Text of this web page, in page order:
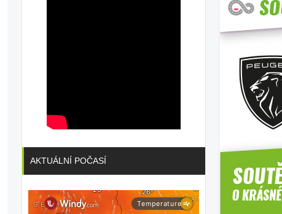
AKTUÁLNÍ POČASÍ